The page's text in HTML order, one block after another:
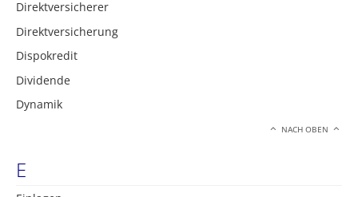
Direktversicherer
Direktversicherung
Dispokredit
Dividende
Dynamik
NACH OBEN
E